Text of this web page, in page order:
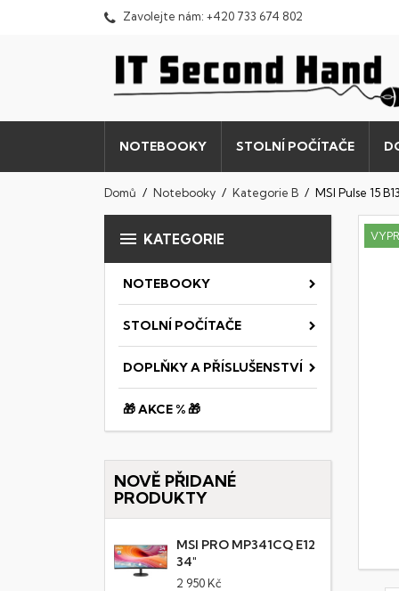
Zavolejte nám: +420 733 674 802
NOTEBOOKY STOLNÍ POČÍTAČE
Domů Notebooky Kategorie B MSI Pulse 15
 KATEGORIE
NOTEBOOKY
STOLNÍ POČÍTAČE
DOPLŇKY A PŘÍSLUŠENSTVÍ
🎁 AKCE % 🎁
NOVĚ PŘIDANÉ
PRODUKTY
MSI PRO MP341CQ E12
34"
2 950 Kč